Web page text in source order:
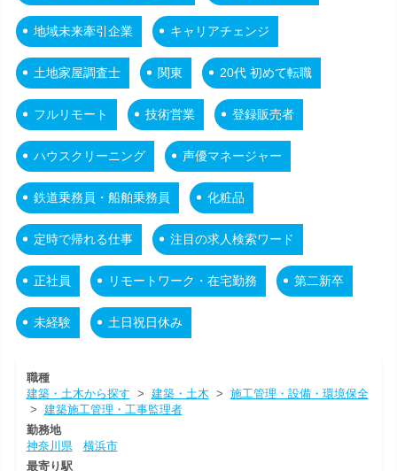
地域未来牽引企業 キャリアチェンジ
土地家屋調査士 関東 20代 初めて転職
フルリモート 技術営業 登録販売者
ハウスクリーニング 声優マネージャー
鉄道乗務員・船舶乗務員 化粧品
定時で帰れる仕事 注目の求人検索ワード
正社員 リモートワーク・在宅勤務 第二新卒
未経験 土日祝日休み
職種
建築・土木から探す > 建築・土木 > 施工管理・設備・環境保全
> 建築施工管理・工事監理者
勤務地
神奈川県
横浜市
最寄り駅